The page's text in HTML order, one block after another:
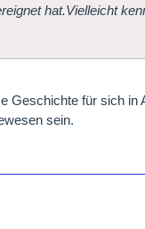
hat.Vielleicht
Geschichte für sich
sein.